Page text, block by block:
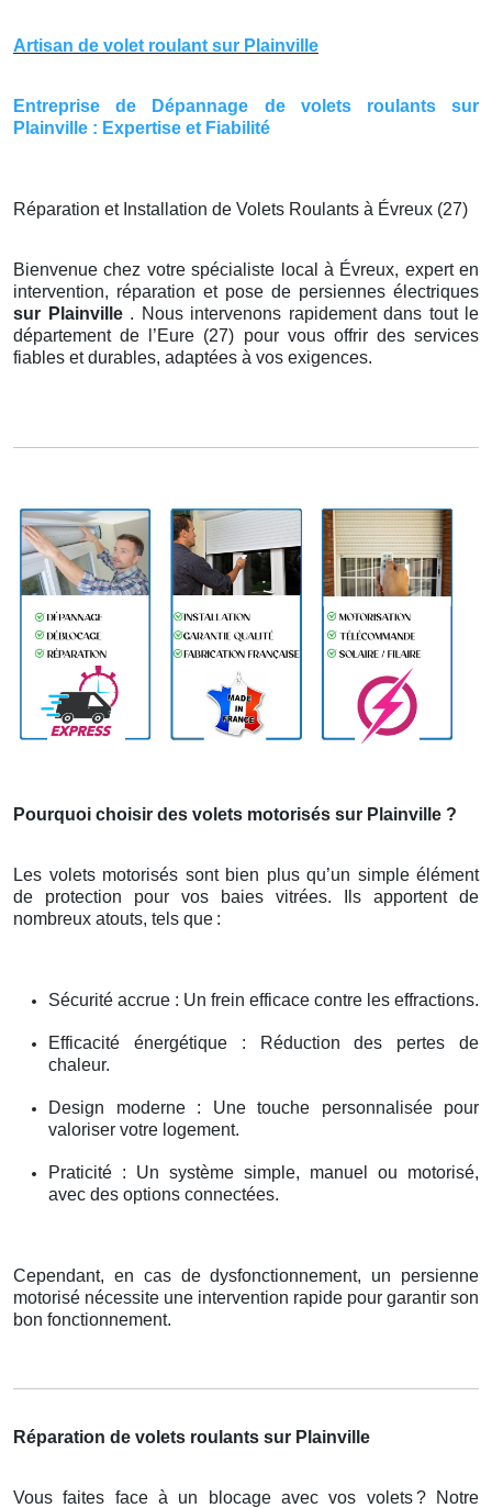
Artisan de volet roulant sur Plainville
Entreprise de Dépannage de volets roulants sur
Plainville : Expertise et Fiabilité
Réparation et Installation de Volets Roulants à Évreux (27)
Bienvenue chez votre spécialiste local à Évreux, expert en
intervention, réparation et pose de persiennes électriques
sur Plainville. Nous intervenons rapidement dans tout le
département de l’Eure (27) pour vous offrir des services
fiables et durables, adaptées à vos exigences.
Pourquoi choisir des volets motorisés sur Plainville ?
Les volets motorisés sont bien plus qu’un simple élément
de protection pour vos baies vitrées. Ils apportent de
nombreux atouts, tels que :
Sécurité accrue : Un frein efficace contre les effractions.
Efficacité énergétique : Réduction des pertes de
chaleur.
Design moderne : Une touche personnalisée pour
valoriser votre logement.
Praticité : Un système simple, manuel ou motorisé,
avec des options connectées.
Cependant, en cas de dysfonctionnement, un persienne
motorisé nécessite une intervention rapide pour garantir son
bon fonctionnement.
Réparation de volets roulants sur Plainville
Vous faites face à un blocage avec vos volets? Notre